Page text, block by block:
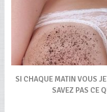
SI CHAQUE MATIN VOUS
SAVEZ PAS CE